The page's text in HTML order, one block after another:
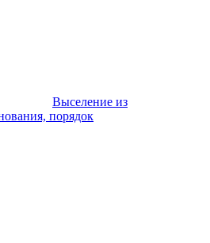
Выселение из
порядок